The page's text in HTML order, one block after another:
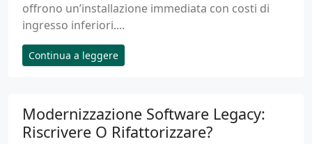
offrono un’installazione immediata con costi di
ingresso inferiori....
Continua a leggere
Modernizzazione Software Legacy:
Riscrivere O Rifattorizzare?